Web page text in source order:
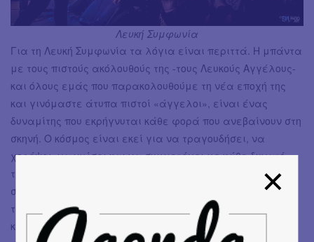
Λευκή Συμφωνία
Για τη Λευκή Συμφωνία τα λόγια είναι περιττά. Η μπάντα
με τους πιστούς ακόλουθούς της -τους Λευκούς Αγγέλους-
και όλους εμάς που παρακολουθούμε τη νέα εποχή της
και γινόμαστε άτυπα πιστοί «άγγελοι», είναι ένας
δυναμίτης που εκρήγνυται κάθε φορά που ανεβαίνουν στη
σκηνή. Ο κόσμος είναι εκεί για να τραγουδήσει, να
χορέψει, να νιώσει και να συμμετέχει με κάθε δυνατό
τρόπο. Η επαφή της μπάντας με το κοινό είναι από τις
σπάνιες περιπτώσεις, που είναι το πιο δυναμικό κομμάτι
της εμφάνισης κατ' εμέ. Η new wave αισθητική μουσικής
και στίχων, ανακατεύεται με την πιο ροκ πλευρά του